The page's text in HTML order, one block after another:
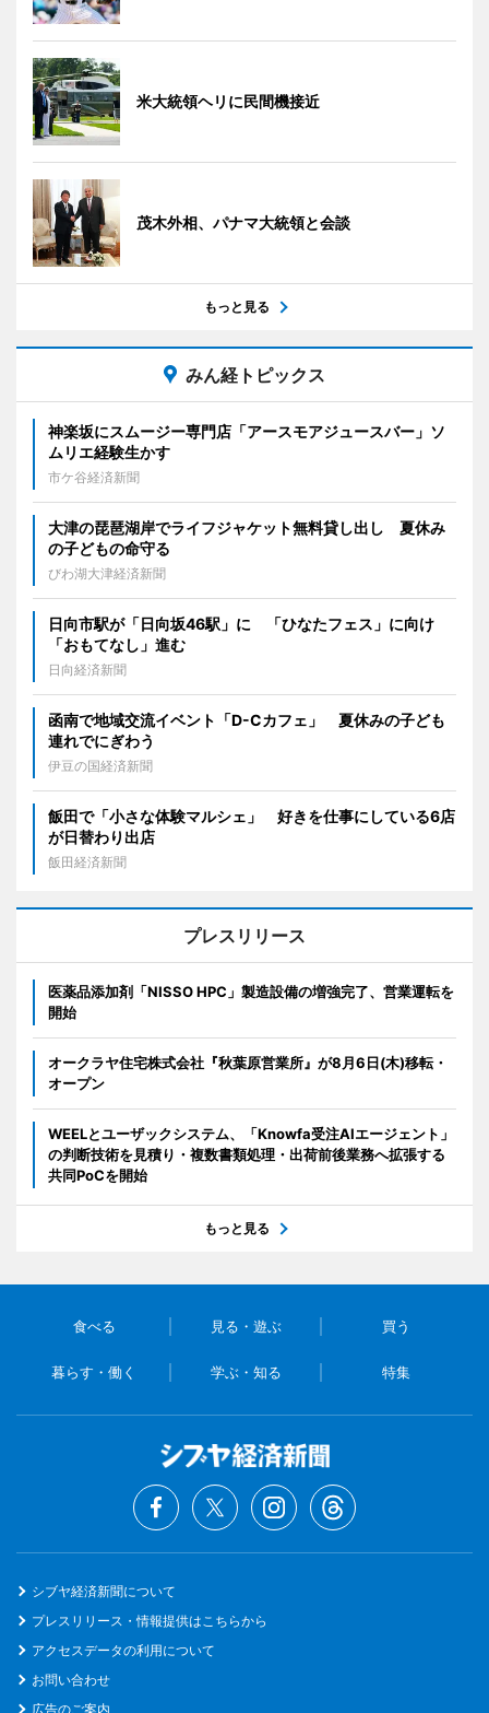
米大統領ヘリに民間機接近
茂木外相、パナマ大統領と会談
もっと見る
みん経トピックス
神楽坂にスムージー専門店「アースモアジュースバー」ソ
ムリエ経験生かす
市ケ谷経済新聞
大津の琵琶湖岸でライフジャケット無料貸し出し 夏休み
の子どもの命守る
びわ湖大津経済新聞
日向市駅が「日向坂46駅」に 「ひなたフェス」に向け
「おもてなし」進む
日向経済新聞
函南で地域交流イベント「D-Cカフェ」 夏休みの子ども
連れでにぎわう
伊豆の国経済新聞
飯田で「小さな体験マルシェ」 好きを仕事にしている6店
が日替わり出店
飯田経済新聞
プレスリリース
医薬品添加剤「NISSO HPC」製造設備の増強完了、営業運転を
開始
オークラヤ住宅株式会社『秋葉原営業所』が8月6日(木)移転・
オープン
WEELとユーザックシステム、「Knowfa受注AIエージェント」
の判断技術を見積り・複数書類処理・出荷前後業務へ拡張する
共同PoCを開始
もっと見る
食べる 見る・遊ぶ 買う
暮らす・働く 学ぶ・知る 特集
シブヤ経済新聞について
プレスリリース・情報提供はこちらから
アクセスデータの利用について
お問い合わせ
広告のご案内